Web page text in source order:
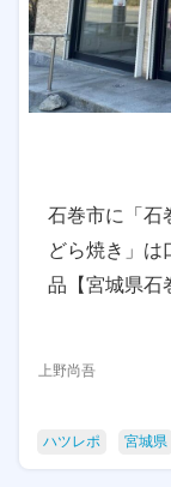
石巻市に「石
どら焼き」は
品【宮城県石
上野尚吾
ハツレポ 宮城県